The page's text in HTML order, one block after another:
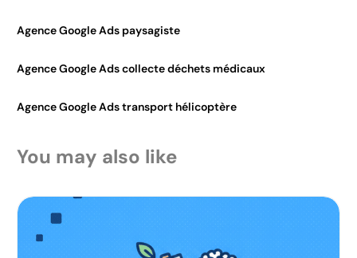
Agence Google Ads paysagiste
Agence Google Ads collecte déchets médicaux
Agence Google Ads transport hélicoptère
You may also like